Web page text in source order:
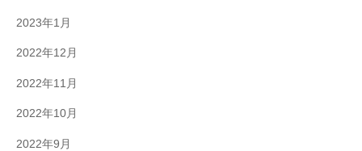
2023年1月
2022年12月
2022年11月
2022年10月
2022年9月